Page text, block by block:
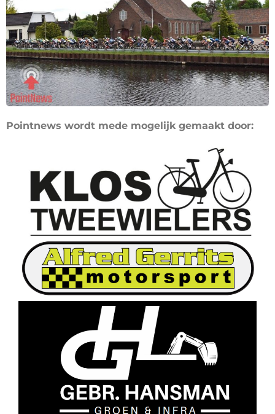
Pointnews wordt mede mogelijk gemaakt door: